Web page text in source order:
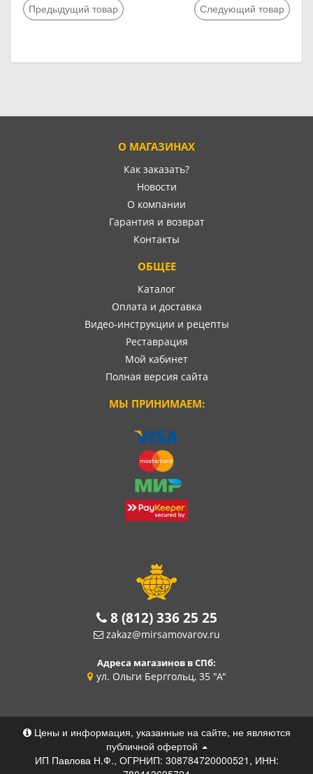
Предыдущий товар Следующий товар
О МАГАЗИНАХ
Как заказать?
Новости
О компании
Гарантия и возврат
Контакты
ОБЩЕЕ
Каталог
Оплата и доставка
Видео-инструкции и рецепты
Реставрация
Мой кабинет
Полная версия сайта
МЫ ПРИНИМАЕМ:
8 (812) 336 25 25
zakaz@mirsamovarov.ru
Адреса магазинов в СПб:
ул. Ольги Берггольц, 35 "А"
Цены и информация, указанные на сайте, не являются
публичной офертой
ИП Павлова Н.Ф., ОГРНИП: 308784720000521, ИНН: